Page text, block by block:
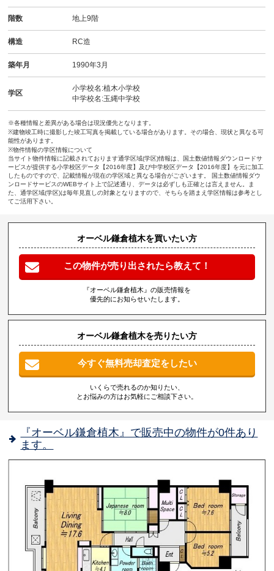
階数 地上9階
構造 RC造
築年月 1990年3月
学区
小学校名:植木小学校
中学校名:玉縄中学校
※各種情報と差異がある場合は現況優先となります。
※建物竣工時に撮影した竣工写真を掲載している場合があります。その場合、現状と異なる可
能性があります。
※物件情報の学区情報について
当サイト物件情報に記載されております通学区域(学区)情報は、国土数値情報ダウンロードサ
ービスが提供する小学校区データ【2016年度】及び中学校区データ【2016年度】を元に加工
したものですので、記載情報が現在の学区域と異なる場合がございます。 国土数値情報ダウ
ンロードサービスのWEBサイト上で記述通り、データは必ずしも正確とは言えません。ま
た、通学区域(学区)は毎年見直しの対象となりますので、そちらを踏まえ学区情報は参考とし
てご活用下さい。
オーベル鎌倉植木を買いたい方
この物件が売り出されたら教えて！
『オーベル鎌倉植木』の販売情報を
優先的にお知らせいたします。
オーベル鎌倉植木を売りたい方
今すぐ無料売却査定をしたい
いくらで売れるのか知りたい、
とお悩みの方はお気軽にご相談下さい。
『オーベル鎌倉植木』で販売中の物件が0件あり
ます。